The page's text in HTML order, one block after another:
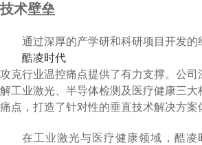
技术壁垒
通过深厚的产学研和科研项目开发的
酷凌时代
攻克行业温控痛点提供了有力支撑。公
解工业激光、半导体检测及医疗健康三
痛点，打造了针对性的垂直技术解决方案
在工业激光与医疗健康领域，酷凌